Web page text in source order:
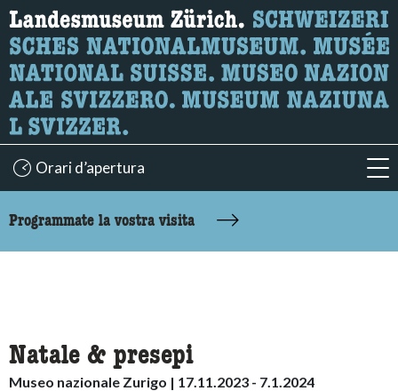
Ricerca
Qui è possibile cercare i contenuti della pagina.
Orari d’apertura
Programmate la vostra visita
Natale & presepi
Museo nazionale Zurigo | 17.11.2023 - 7.1.2024